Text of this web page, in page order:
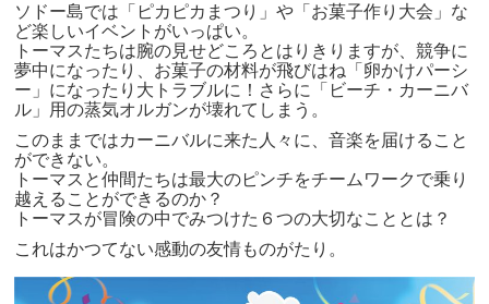
ソドー島では「ピカピカまつり」や「お菓子作り大会」な
ど楽しいイベントがいっぱい。
トーマスたちは腕の見せどころとはりきりますが、競争に
夢中になったり、お菓子の材料が飛びはね「卵かけパーシ
ー」になったり大トラブルに！さらに「ビーチ・カーニバ
ル」用の蒸気オルガンが壊れてしまう。
このままではカーニバルに来た人々に、音楽を届けること
ができない。
トーマスと仲間たちは最大のピンチをチームワークで乗り
越えることができるのか？
トーマスが冒険の中でみつけた６つの大切なこととは？
これはかつてない感動の友情ものがたり。